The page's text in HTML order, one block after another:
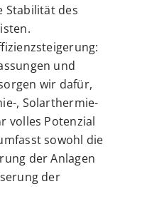
Stabilität des
und
wir dafür,
, Solarthermie-
volles Potenzial
sowohl die
der Anlagen
der